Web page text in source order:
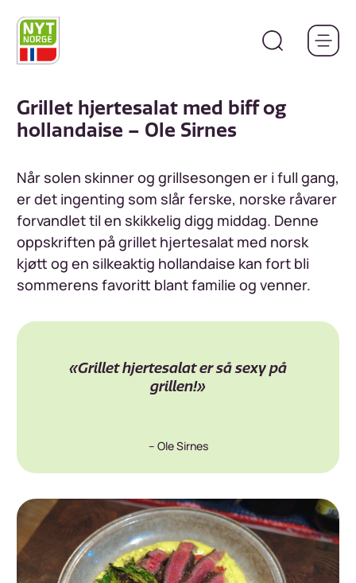
hovedinnhold
Grillet hjertesalat med biff og
hollandaise – Ole Sirnes
Når solen skinner og grillsesongen er i full gang,
er det ingenting som slår ferske, norske råvarer
forvandlet til en skikkelig digg middag. Denne
oppskriften på grillet hjertesalat med norsk
kjøtt og en silkeaktig hollandaise kan fort bli
sommerens favoritt blant familie og venner.
«Grillet hjertesalat er så sexy på
grillen!»
– Ole Sirnes